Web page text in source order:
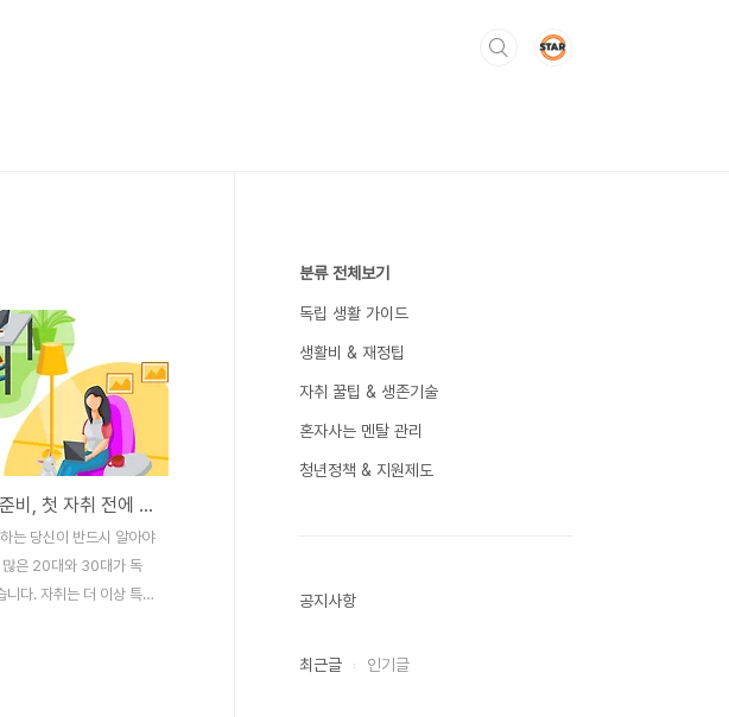
2025년 독립 준비, 첫 자취 전에 꼭 알아야 할 5가지 현실 조언
는 당신이 반드시 알아야
은 20대와 30대가 독
니다. 자취는 더 이상 특
분류 전체보기
독립 생활 가이드
생활비 & 재정팁
자취 꿀팁 & 생존기술
혼자사는 멘탈 관리
청년정책 & 지원제도
공지사항
최근글 인기글